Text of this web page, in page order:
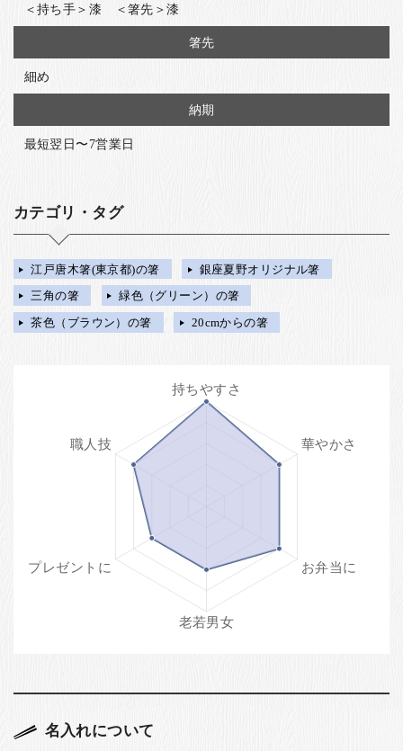
＜持ち手＞漆 ＜箸先＞漆
箸先
細め
納期
最短翌日〜7営業日
カテゴリ・タグ
江戸唐木箸(東京都)の箸
銀座夏野オリジナル箸
三角の箸
緑色（グリーン）の箸
茶色（ブラウン）の箸
20cmからの箸
名入れについて